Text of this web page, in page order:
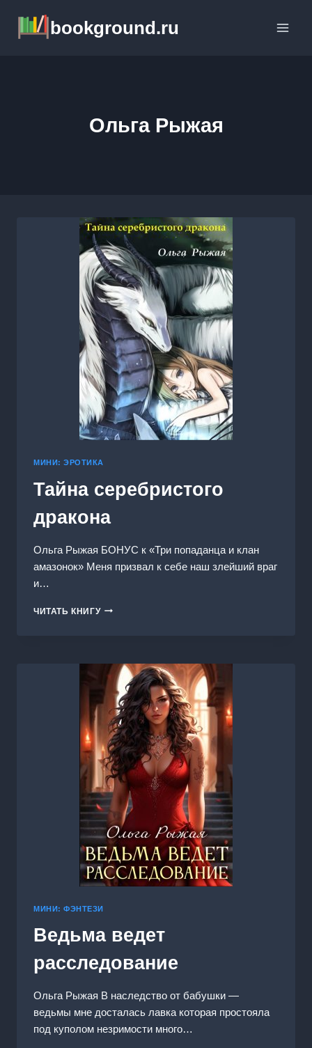
содержимому
bookground.ru
Ольга Рыжая
МИНИ: ЭРОТИКА
Тайна серебристого
дракона
Ольга Рыжая БОНУС к «Три попаданца и клан
амазонок» Меня призвал к себе наш злейший враг
и…
ЧИТАТЬ КНИГУТАЙНА
МИНИ: ФЭНТЕЗИ
Ведьма ведет
расследование
Ольга Рыжая В наследство от бабушки —
ведьмы мне досталась лавка которая простояла
под куполом незримости много…